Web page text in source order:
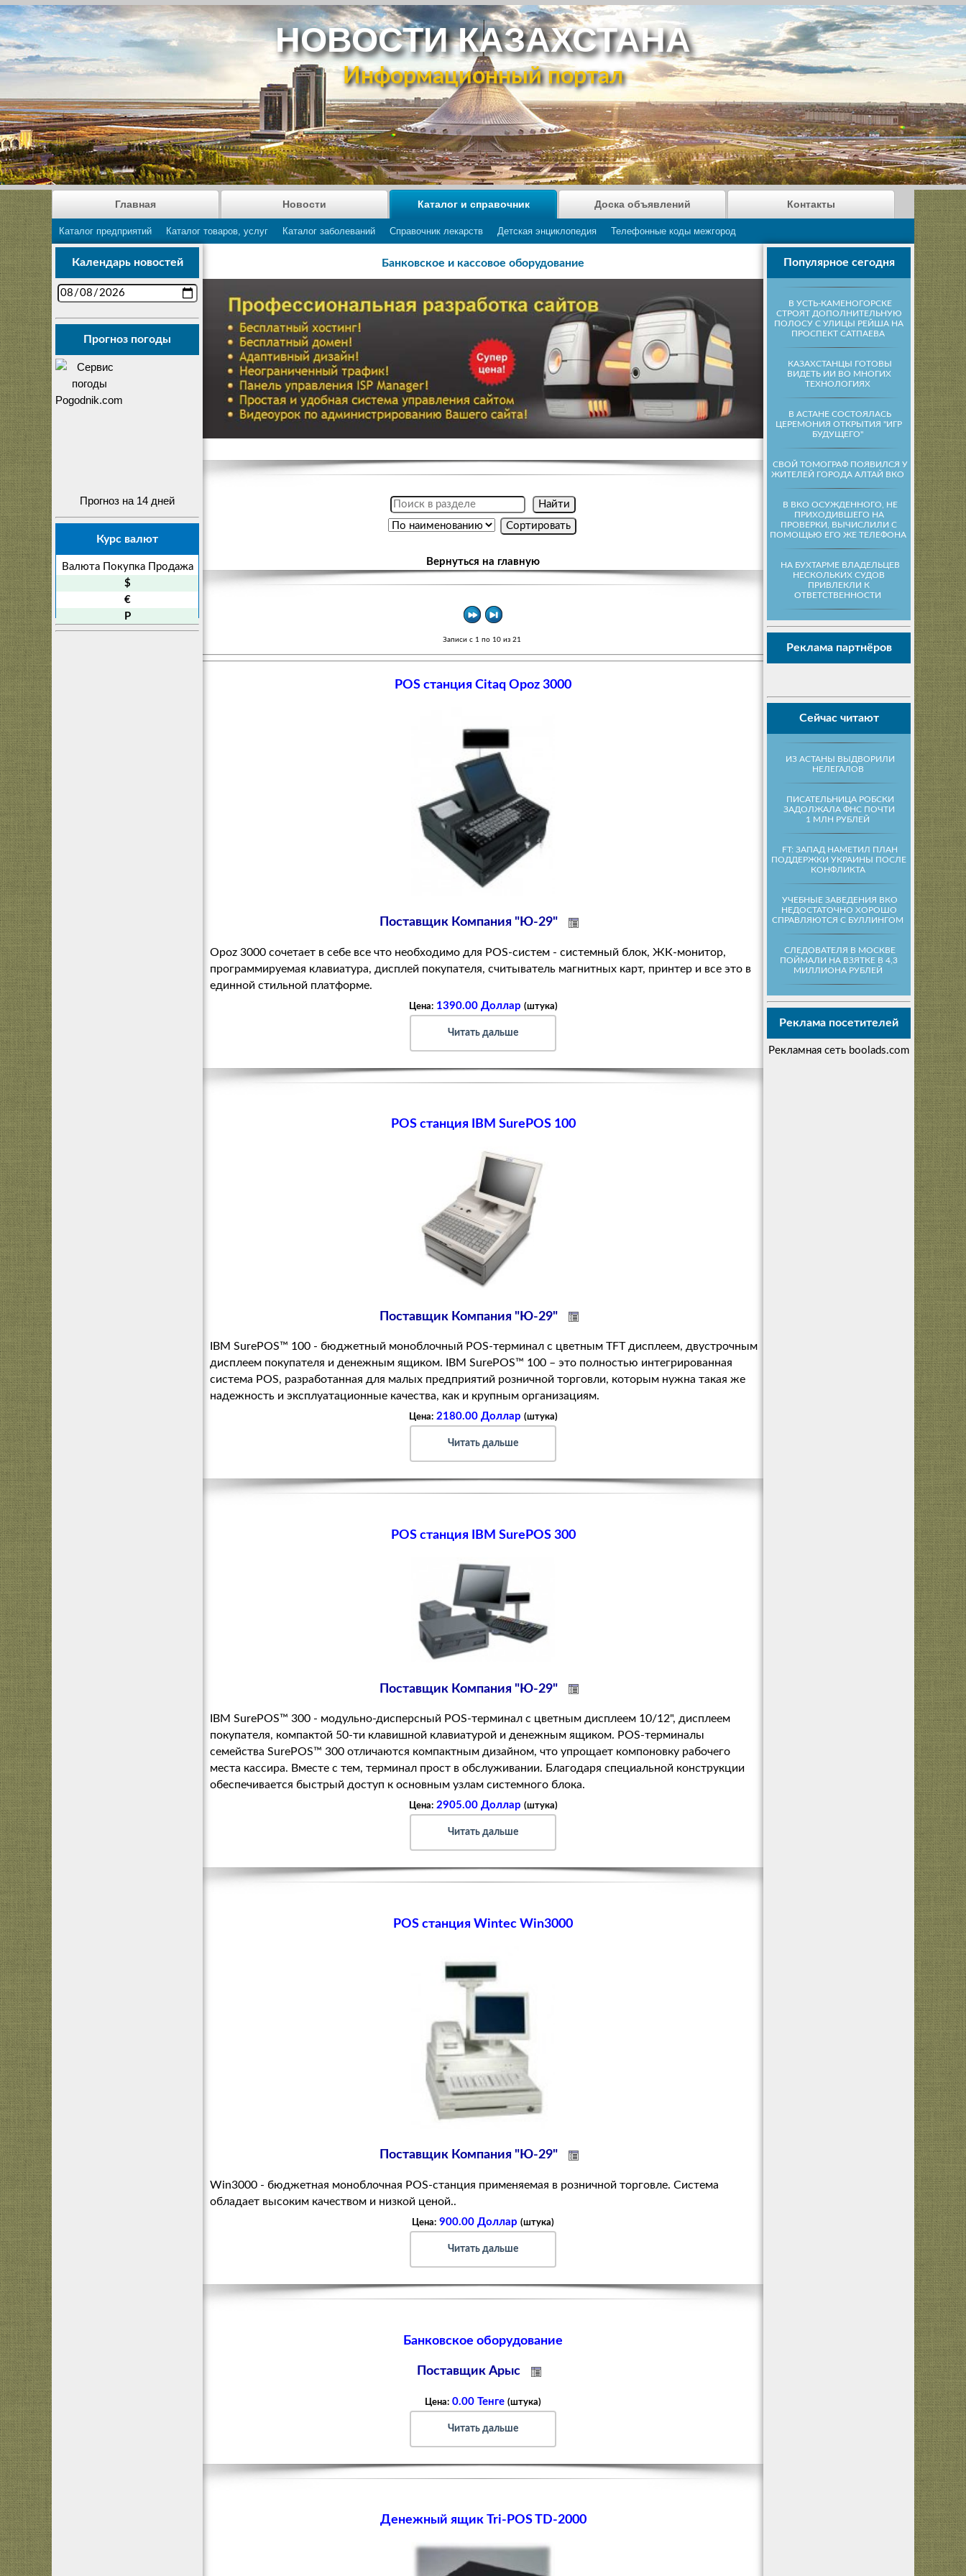
НОВОСТИ КАЗАХСТАНА
Информационный портал
Главная Новости Каталог и справочник
Каталог предприятий Каталог товаров, услуг Каталог заболеваний Справочник лекарств Детская энциклопедия Телефонные коды межгород
Доска объявлений Контакты
Популярное сегодня
В УСТЬ-КАМЕНОГОРСКЕ
СТРОЯТ ДОПОЛНИТЕЛЬНУЮ
ПОЛОСУ С УЛИЦЫ РЕЙША НА
ПРОСПЕКТ САТПАЕВА
КАЗАХСТАНЦЫ ГОТОВЫ
ВИДЕТЬ ИИ ВО МНОГИХ
ТЕХНОЛОГИЯХ
В АСТАНЕ СОСТОЯЛАСЬ
ЦЕРЕМОНИЯ ОТКРЫТИЯ "ИГР
БУДУЩЕГО"
СВОЙ ТОМОГРАФ ПОЯВИЛСЯ У
ЖИТЕЛЕЙ ГОРОДА АЛТАЙ ВКО
В ВКО ОСУЖДЕННОГО, НЕ
ПРИХОДИВШЕГО НА
ПРОВЕРКИ, ВЫЧИСЛИЛИ С
ПОМОЩЬЮ ЕГО ЖЕ ТЕЛЕФОНА
НА БУХТАРМЕ ВЛАДЕЛЬЦЕВ
НЕСКОЛЬКИХ СУДОВ
ПРИВЛЕКЛИ К
ОТВЕТСТВЕННОСТИ
Реклама партнёров
Сейчас читают
ИЗ АСТАНЫ ВЫДВОРИЛИ
НЕЛЕГАЛОВ
ПИСАТЕЛЬНИЦА РОБСКИ
ЗАДОЛЖАЛА ФНС ПОЧТИ
1 МЛН РУБЛЕЙ
FT: ЗАПАД НАМЕТИЛ ПЛАН
ПОДДЕРЖКИ УКРАИНЫ ПОСЛЕ
КОНФЛИКТА
УЧЕБНЫЕ ЗАВЕДЕНИЯ ВКО
НЕДОСТАТОЧНО ХОРОШО
СПРАВЛЯЮТСЯ С БУЛЛИНГОМ
СЛЕДОВАТЕЛЯ В МОСКВЕ
ПОЙМАЛИ НА ВЗЯТКЕ В 4,3
МИЛЛИОНА РУБЛЕЙ
Реклама посетителей
Рекламная сеть boolads.com
Календарь новостей
Прогноз погоды
Прогноз на 14 дней
Курс валют
Валюта Покупка
Продажа
$
€
P
Банковское и кассовое оборудование
Вернуться на главную
Записи с 1 по 10 из 21
POS станция Citaq Opoz 3000
Поставщик Компания "Ю-29"
Opoz 3000 сочетает в себе все что необходимо для POS-систем - системный блок, ЖК-монитор,
программируемая клавиатура, дисплей покупателя, считыватель магнитных карт, принтер и все это в
единной стильной платформе.
Цена: 1390.00 Доллар (штука)
Читать дальше
POS станция IBM SurePOS 100
Поставщик Компания "Ю-29"
IBM SurePOS™ 100 - бюджетный моноблочный POS-терминал с цветным TFT дисплеем, двустрочным
дисплеем покупателя и денежным ящиком. IBM SurePOS™ 100 – это полностью интегрированная
система POS, разработанная для малых предприятий розничной торговли, которым нужна такая же
надежность и эксплуатационные качества, как и крупным организациям.
Цена: 2180.00 Доллар (штука)
Читать дальше
POS станция IBM SurePOS 300
Поставщик Компания "Ю-29"
IBM SurePOS™ 300 - модульно-дисперсный POS-терминал с цветным дисплеем 10/12", дисплеем
покупателя, компактой 50-ти клавишной клавиатурой и денежным ящиком. POS-терминалы
семейства SurePOS™ 300 отличаются компактным дизайном, что упрощает компоновку рабочего
места кассира. Вместе с тем, терминал прост в обслуживании. Благодаря специальной конструкции
обеспечивается быстрый доступ к основным узлам системного блока.
Цена: 2905.00 Доллар (штука)
Читать дальше
POS станция Wintec Win3000
Поставщик Компания "Ю-29"
Win3000 - бюджетная моноблочная POS-станция применяемая в розничной торговле. Система
обладает высоким качеством и низкой ценой..
Цена: 900.00 Доллар (штука)
Читать дальше
Банковское оборудование
Поставщик Арыс
Цена: 0.00 Тенге (штука)
Читать дальше
Денежный ящик Tri-POS TD-2000